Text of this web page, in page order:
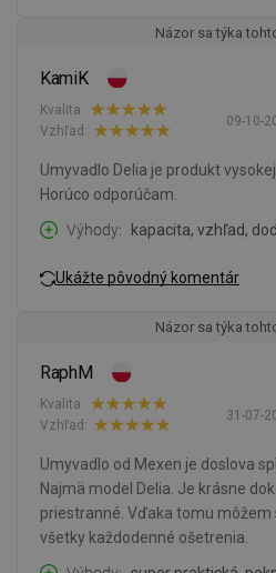
Názor sa týka
KamiK
09-10-
Kvalita:
Vzhľad:
Umyvadlo Delia je produkt
Horúco odporúčam.
Výhody
kapacita, vzhľad,
Ukážte pôvodný komentár
Názor sa týka
RaphM
31-07-
Kvalita:
Vzhľad:
Umyvadlo od Mexen je doslova
Najmä model Delia. Je krásne
priestranné. Vďaka tomu
všetky každodenné ošetrenia.